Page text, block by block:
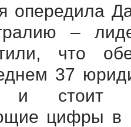
опередила
–
что
37
стоит
цифры в